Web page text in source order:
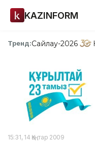
KAZINFORM
Тренд:Сайлау-2026
15:31, 14 Қаңтар 2009